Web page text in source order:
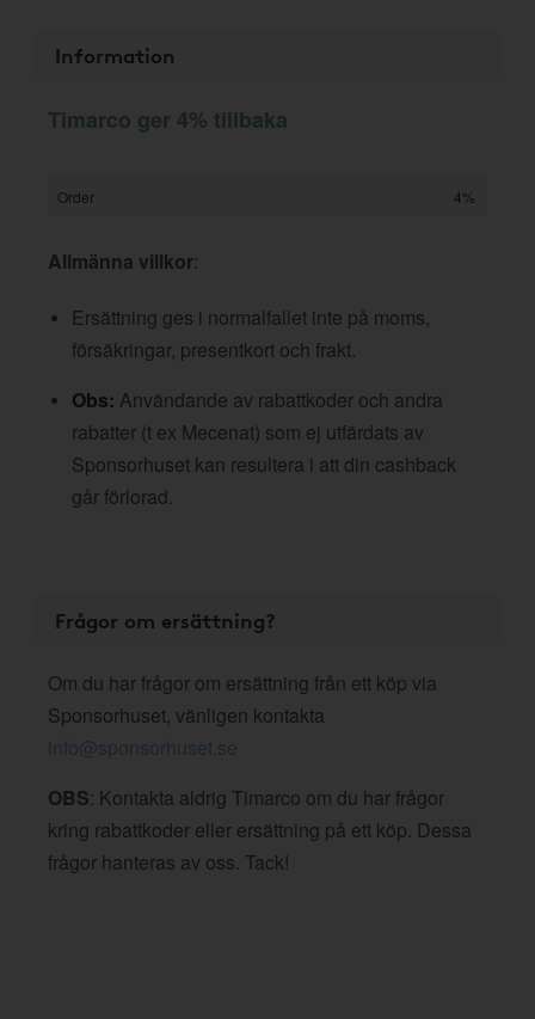
Information
Timarco ger 4% tillbaka
Order 4%
Allmänna villkor:
Ersättning ges i normalfallet inte på moms,
försäkringar, presentkort och frakt.
Obs: Användande av rabattkoder och andra
rabatter (t ex Mecenat) som ej utfärdats av
Sponsorhuset kan resultera i att din cashback
går förlorad.
Frågor om ersättning?
Om du har frågor om ersättning från ett köp via
Sponsorhuset, vänligen kontakta
info@sponsorhuset.se
OBS: Kontakta aldrig Timarco om du har frågor
kring rabattkoder eller ersättning på ett köp. Dessa
frågor hanteras av oss. Tack!